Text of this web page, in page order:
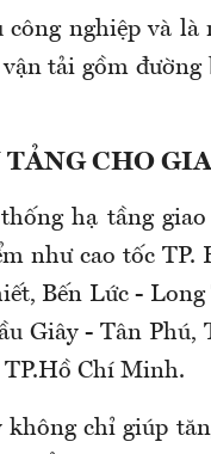
nghiệp và
tải gồm
TẢNG CHO
hạ tầng
như cao tốc
Bến Lức -
Giây - Tân Phú,
TP.Hồ Chí Minh.
không chỉ giúp